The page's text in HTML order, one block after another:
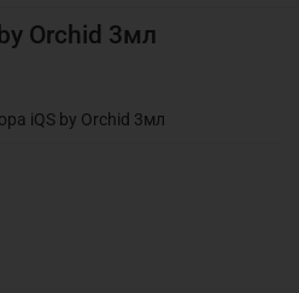
Orchid 3мл
iQS by Orchid 3мл